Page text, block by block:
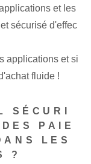
et les
sécurisé d'effec
applications et si
fluide !
SÉCURI
PAIE
LES
?